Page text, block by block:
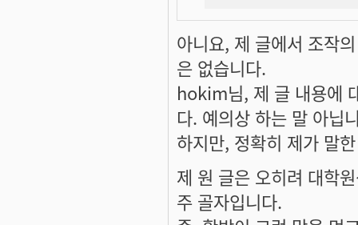
아니요, 제 글에서 조작
은 없습니다.
hokim님, 제 글 내용에
다. 예의상 하는 말 아닙
하지만, 정확히 제가 말
제 원 글은 오히려 대학
주 골자입니다.